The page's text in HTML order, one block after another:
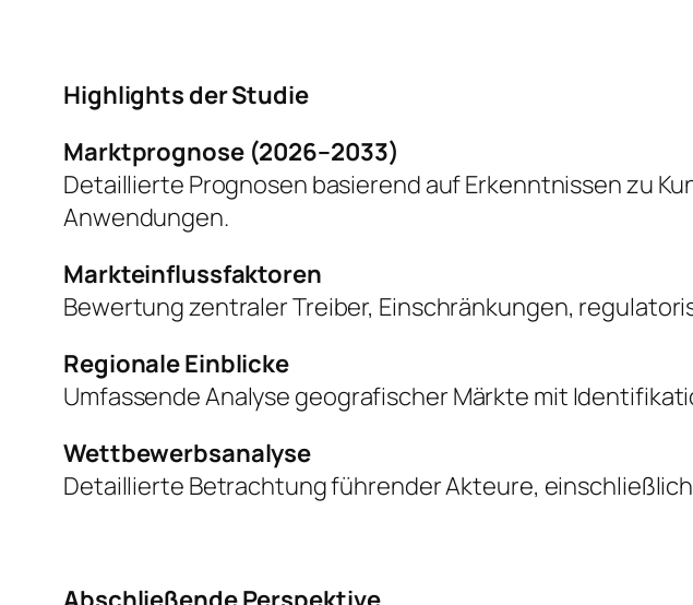
Highlights der Studie
Marktprognose (2026–2033)
Detaillierte Prognosen basierend auf Erkenntnissen zu
Anwendungen.
Markteinflussfaktoren
Bewertung zentraler Treiber, Einschränkungen,
Regionale Einblicke
Umfassende Analyse geografischer Märkte mit
Wettbewerbsanalyse
Detaillierte Betrachtung führender Akteure,